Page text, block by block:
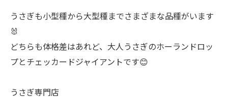
うさぎも小型種から大型種までさまざまな品種がいます
🐰
どちらも体格差はあれど、大人うさぎのホーランドロッ
プとチェッカードジャイアントです😊
うさぎ専門店